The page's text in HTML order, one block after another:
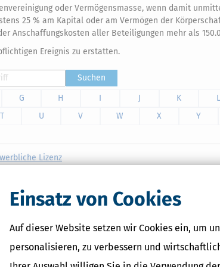
Einsatz von Cookies
Auf dieser Website setzen wir Cookies ein, um
personalisieren, zu verbessern und
oder Vermögensmasse, wenn damit
25 % am Kapital oder am Vermögen der
Anschaffungskosten aller Beteiligungen mehr als
Ereignis zu erstatten.
Suchen
G
H I J K L
T
U V W X Y
Lizenz
Berufen (Lohnsteuerhilfeverein,